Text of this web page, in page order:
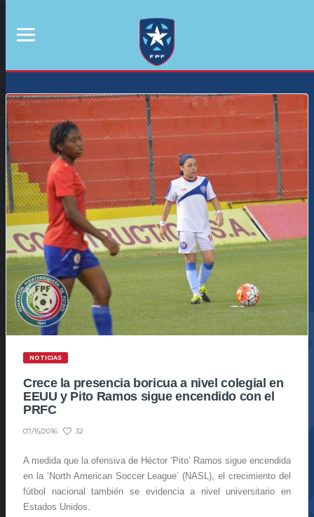
NOTICIAS
Crece la presencia boricua a nivel colegial en
EEUU y Pito Ramos sigue encendido con el
PRFC
07/15/2016 32
A medida que la ofensiva de Héctor ‘Pito’ Ramos sigue encendida
en la ‘North American Soccer League’ (NASL), el crecimiento del
fútbol nacional también se evidencia a nivel universitario en
Estados Unidos.